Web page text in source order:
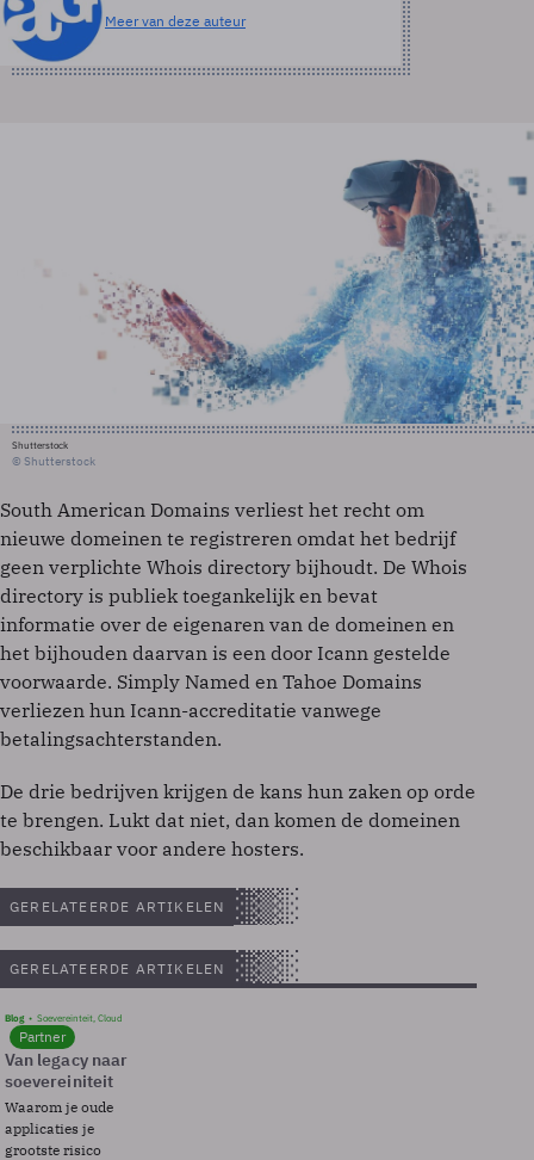
Meer van deze auteur
Shutterstock
© Shutterstock
South American Domains verliest het recht om
nieuwe domeinen te registreren omdat het bedrijf
geen verplichte Whois directory bijhoudt. De Whois
directory is publiek toegankelijk en bevat
informatie over de eigenaren van de domeinen en
het bijhouden daarvan is een door Icann gestelde
voorwaarde. Simply Named en Tahoe Domains
verliezen hun Icann-accreditatie vanwege
betalingsachterstanden.
De drie bedrijven krijgen de kans hun zaken op orde
te brengen. Lukt dat niet, dan komen de domeinen
beschikbaar voor andere hosters.
GERELATEERDE ARTIKELEN
GERELATEERDE ARTIKELEN
Blog Soevereinteit, Cloud
Partner
Van legacy naar
soevereiniteit
Waarom je oude
applicaties je
grootste risico